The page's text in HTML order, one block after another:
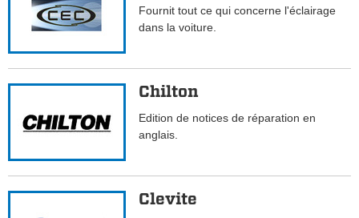
Fournit tout ce qui concerne l'éclairage
dans la voiture.
Chilton
Edition de notices de réparation en
anglais.
Clevite